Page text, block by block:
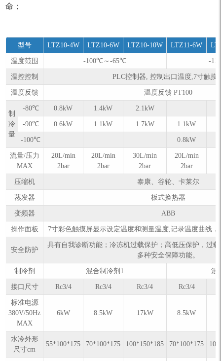
命；
型号 LTZ10-4W LTZ10-6W LTZ10-10W LTZ11-6W
温度范围 -100℃～-65℃ -
温控控制 PLC控制器, 控制出口温度,7寸触摸
温度反馈 温度反馈 PT100
制
冷
量
-80℃ 0.8kW 1.4kW 2.1kW
-90℃ 0.6kW 1.1kW 1.7kW 1.1kW
-100℃ 0.8kW
流量/压力
MAX
20L/min
2bar
20L/min
2bar
30L/min
2bar
20L/min
2bar
压缩机 泰康、谷轮、卡莱尔
蒸发器 板式换热器
变频器 ABB
操作面板 7寸彩色触摸屏显示设定温度和测量温度,记录温度曲线，
安全防护
具有自我诊断功能；冷冻机过载保护；高低压保护，过
多种安全保障功能。
制冷剂 混合制冷剂1 混
接口尺寸 Rc3/4 Rc3/4 Rc3/4 Rc3/4
标准电源
380V/50Hz
MAX
6kW 8.5kW 17kW 8.5kW
水冷外形
尺寸cm
55*100*175 70*100*175 100*150*185 70*100*175